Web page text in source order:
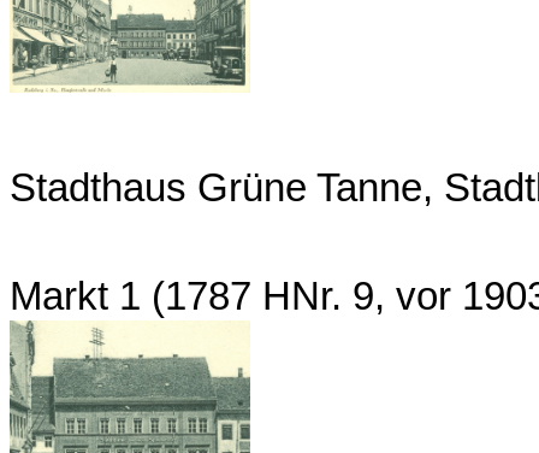
Stadthaus Grüne Tanne,
Markt 1 (1787 HNr. 9, vor